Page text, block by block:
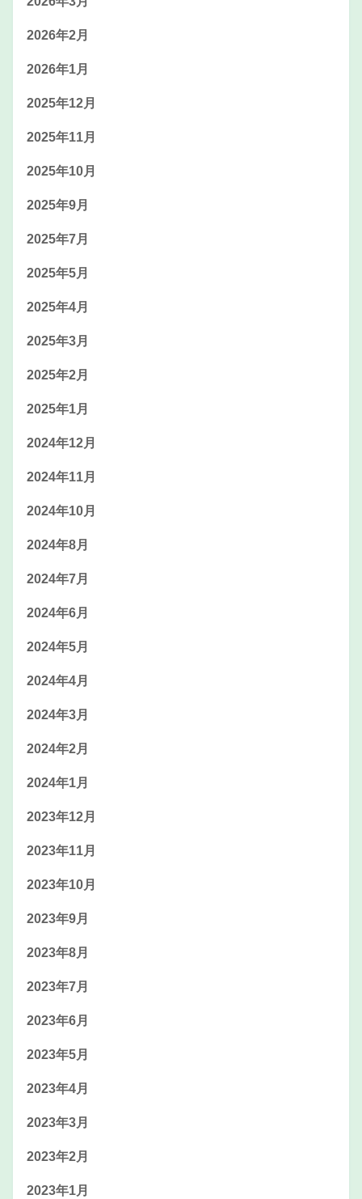
2026年2月
2026年1月
2025年12月
2025年11月
2025年10月
2025年9月
2025年7月
2025年5月
2025年4月
2025年3月
2025年2月
2025年1月
2024年12月
2024年11月
2024年10月
2024年8月
2024年7月
2024年6月
2024年5月
2024年4月
2024年3月
2024年2月
2024年1月
2023年12月
2023年11月
2023年10月
2023年9月
2023年8月
2023年7月
2023年6月
2023年5月
2023年4月
2023年3月
2023年2月
2023年1月